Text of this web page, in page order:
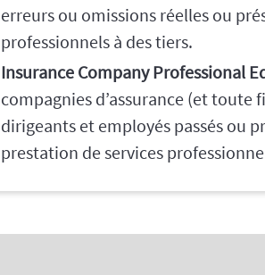
erreurs ou omissions réelles ou
professionnels à des tiers.
Insurance Company Professional
compagnies d’assurance (et toute
dirigeants et employés passés ou
prestation de services